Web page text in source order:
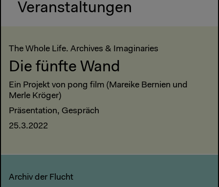
Veranstaltungen
The Whole Life. Archives & Imaginaries
Die fünfte Wand
Ein Projekt von pong film (Mareike Bernien und
Merle Kröger)
Präsentation, Gespräch
25.3.2022
Archiv der Flucht